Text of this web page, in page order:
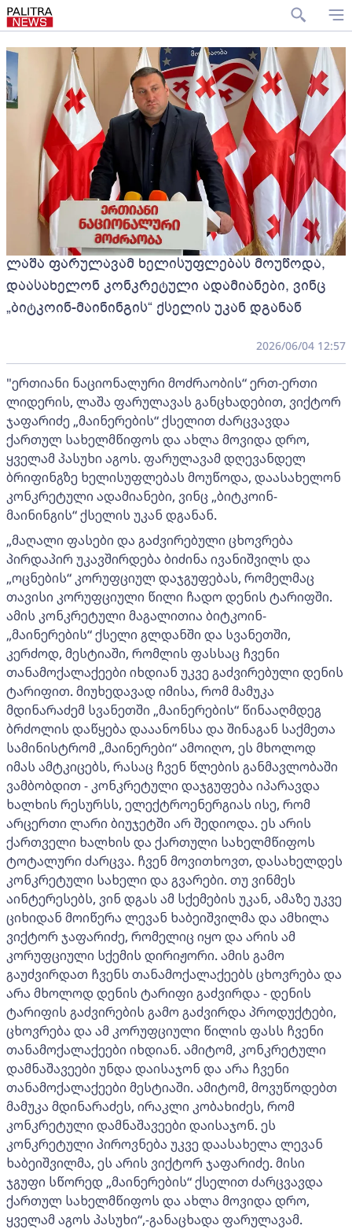
ლაშა ფარულავამ ხელისუფლებას მოუწოდა,
დაასახელონ კონკრეტული ადამიანები, ვინც
„ბიტკოინ-მაინინგის“ ქსელის უკან დგანან
2026/06/04 12:57
"ერთიანი ნაციონალური მოძრაობის“ ერთ-ერთი
ლიდერის, ლაშა ფარულავას განცხადებით, ვიქტორ
ჯაფარიძე „მაინერების“ ქსელით ძარცვავდა
ქართულ სახელმწიფოს და ახლა მოვიდა დრო,
ყველამ პასუხი აგოს. ფარულავამ დღევანდელ
ბრიფინგზე ხელისუფლებას მოუწოდა, დაასახელონ
კონკრეტული ადამიანები, ვინც „ბიტკოინ-
მაინინგის“ ქსელის უკან დგანან.
„მაღალი ფასები და გაძვირებული ცხოვრება
პირდაპირ უკავშირდება ბიძინა ივანიშვილს და
„ოცნების“ კორუფციულ დაჯგუფებას, რომელმაც
თავისი კორუფციული წილი ჩადო დენის ტარიფში.
ამის კონკრეტული მაგალითია ბიტკოინ-
„მაინერების“ ქსელი გლდანში და სვანეთში,
კერძოდ, მესტიაში, რომლის ფასსაც ჩვენი
თანამოქალაქეები იხდიან უკვე გაძვირებული დენის
ტარიფით. მიუხედავად იმისა, რომ მამუკა
მდინარაძემ სვანეთში „მაინერების“ წინააღმდეგ
ბრძოლის დაწყება დააანონსა და შინაგან საქმეთა
სამინისტრომ „მაინერები“ ამოიღო, ეს მხოლოდ
იმას ამტკიცებს, რასაც ჩვენ წლების განმავლობაში
ვამბობდით - კონკრეტული დაჯგუფება იპარავდა
ხალხის რესურსს, ელექტროენერგიას ისე, რომ
არცერთი ლარი ბიუჯეტში არ შედიოდა. ეს არის
ქართველი ხალხის და ქართული სახელმწიფოს
ტოტალური ძარცვა. ჩვენ მოვითხოვთ, დასახელდეს
კონკრეტული სახელი და გვარები. თუ ვინმეს
აინტერესებს, ვინ დგას ამ სქემების უკან, ამაზე უკვე
ციხიდან მოიწერა ლევან ხაბეიშვილმა და ამხილა
ვიქტორ ჯაფარიძე, რომელიც იყო და არის ამ
კორუფციული სქემის დირიჟორი. ამის გამო
გაუძვირდათ ჩვენს თანამოქალაქეებს ცხოვრება და
არა მხოლოდ დენის ტარიფი გაძვირდა - დენის
ტარიფის გაძვირების გამო გაძვირდა პროდუქტები,
ცხოვრება და ამ კორუფციული წილის ფასს ჩვენი
თანამოქალაქეები იხდიან. ამიტომ, კონკრეტული
დამნაშავეები უნდა დაისაჯონ და არა ჩვენი
თანამოქალაქეები მესტიაში. ამიტომ, მოვუწოდებთ
მამუკა მდინარაძეს, ირაკლი კობახიძეს, რომ
კონკრეტული დამნაშავეები დაისაჯონ. ეს
კონკრეტული პიროვნება უკვე დაასახელა ლევან
ხაბეიშვილმა, ეს არის ვიქტორ ჯაფარიძე. მისი
ჯგუფი სწორედ „მაინერების“ ქსელით ძარცვავდა
ქართულ სახელმწიფოს და ახლა მოვიდა დრო,
ყველამ აგოს პასუხი“,-განაცხადა ფარულავამ.